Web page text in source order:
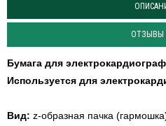
ОТЗЫВЫ
Бумага для
Используется для
Вид: z-образная пачка